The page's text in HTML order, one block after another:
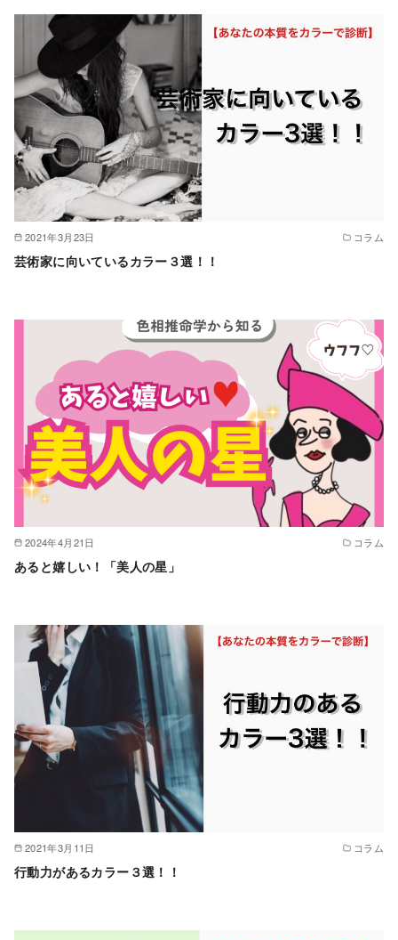
2021年3月23日 コラム
芸術家に向いているカラー３選！！
2024年4月21日 コラム
あると嬉しい！「美人の星」
2021年3月11日 コラム
行動力があるカラー３選！！